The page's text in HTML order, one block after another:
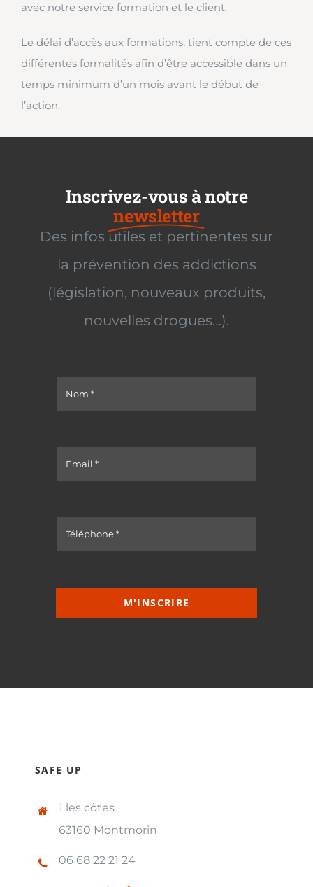
avec notre service formation et le client.
Le délai d’accès aux formations, tient compte de ces
différentes formalités afin d’être accessible dans un
temps minimum d’un mois avant le début de
l’action.
Inscrivez-vous à notre
newsletter
Des infos utiles et pertinentes sur
la prévention des addictions
(législation, nouveaux produits,
nouvelles drogues…).
M'INSCRIRE
SAFE UP
1 les côtes
63160 Montmorin
06 68 22 21 24